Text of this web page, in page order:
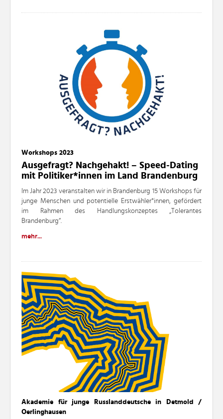
Workshops 2023
Ausgefragt? Nachgehakt! – Speed-Dating
mit Politiker*innen im Land Brandenburg
Im Jahr 2023 veranstalten wir in Brandenburg 15 Workshops für
junge Menschen und potentielle Erstwähler*innen, gefördert
im Rahmen des Handlungskonzeptes „Tolerantes
Brandenburg“.
mehr...
Akademie für junge Russlanddeutsche in Detmold /
Oerlinghausen